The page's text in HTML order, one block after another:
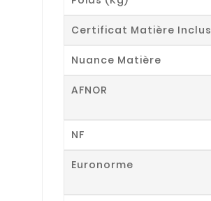
Certificat Matière Inclus
Nuance Matière
AFNOR
NF
Euronorme